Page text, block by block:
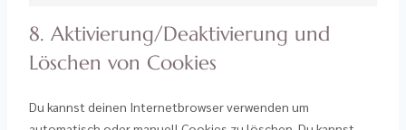
8. Aktivierung/Deaktivierung und
Löschen von Cookies
Du kannst deinen Internetbrowser verwenden um